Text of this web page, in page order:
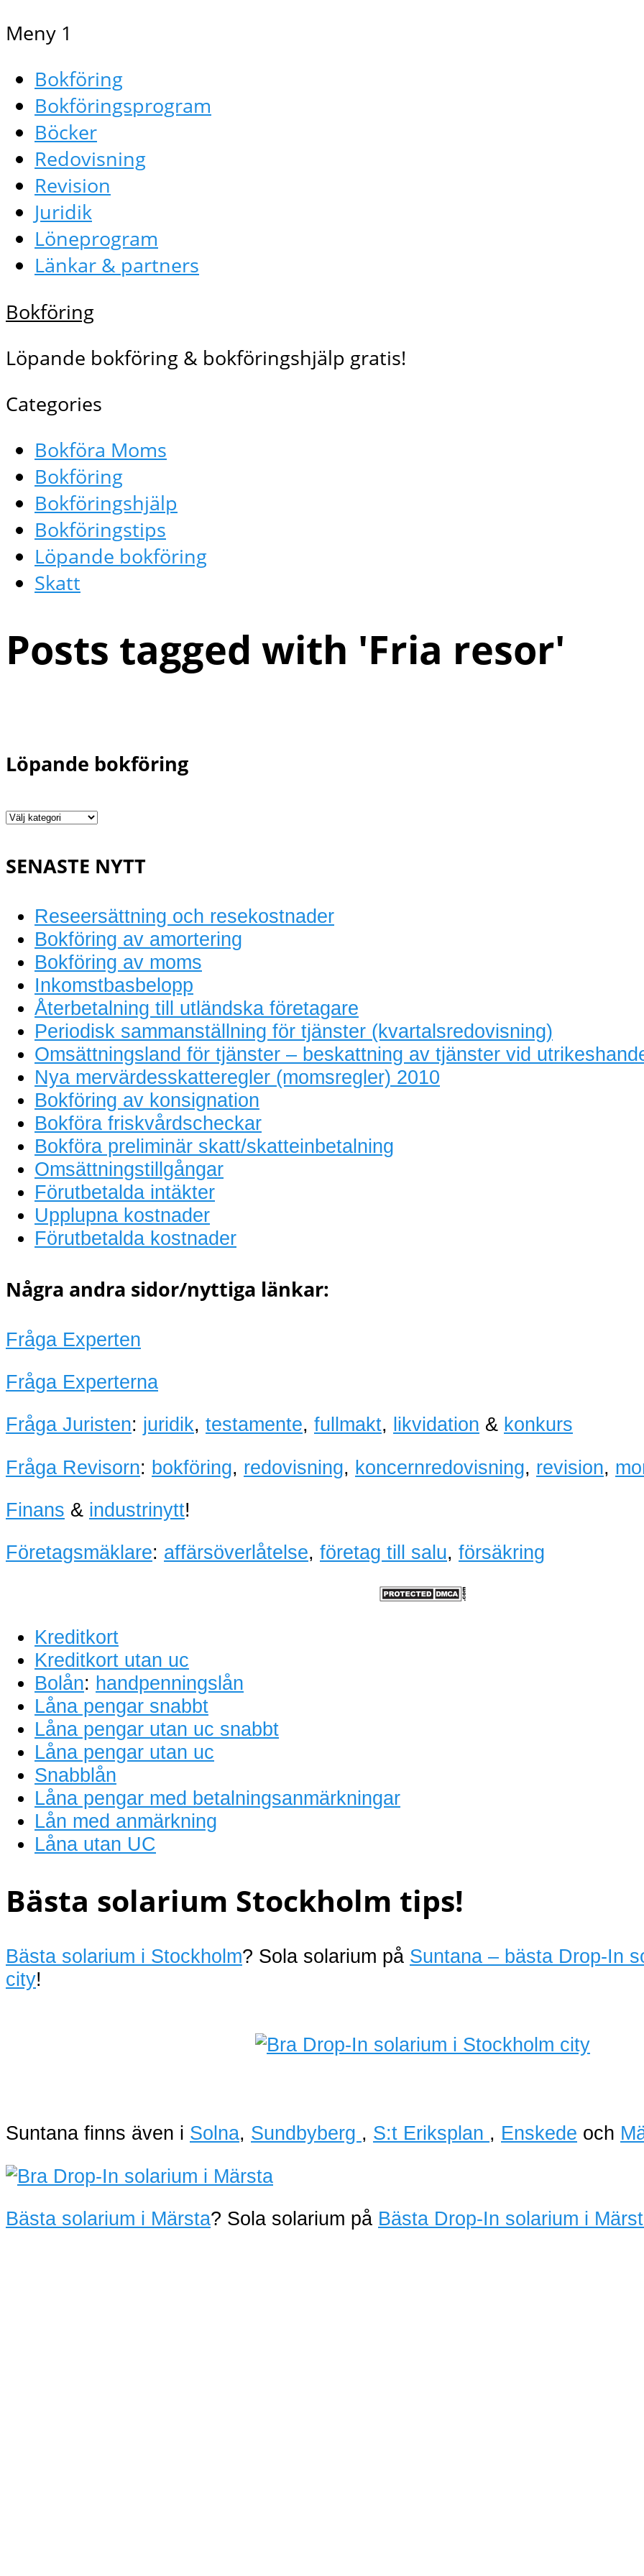
Meny 1
Bokföring
Bokföringsprogram
Böcker
Redovisning
Revision
Juridik
Löneprogram
Länkar & partners
Bokföring
Löpande bokföring & bokföringshjälp gratis!
Categories
Bokföra Moms
Bokföring
Bokföringshjälp
Bokföringstips
Löpande bokföring
Skatt
Posts tagged with 'Fria resor'
Löpande bokföring
Löpande
SENASTE NYTT
Reseersättning och resekostnader
Bokföring av amortering
Bokföring av moms
Inkomstbasbelopp
Återbetalning till utländska företagare
Periodisk sammanställning för tjänster (kvartalsredovisning)
Omsättningsland för tjänster – beskattning av tjänster vid
Nya mervärdesskatteregler (momsregler) 2010
Bokföring av konsignation
Bokföra friskvårdscheckar
Bokföra preliminär skatt/skatteinbetalning
Omsättningstillgångar
Förutbetalda intäkter
Upplupna kostnader
Förutbetalda kostnader
Några andra sidor/nyttiga länkar:
Fråga Experten
Fråga Experterna
Fråga Juristen: juridik, testamente, fullmakt, likvidation & konkurs
Fråga Revisorn: bokföring, redovisning, koncernredovisning, revision,
Finans & industrinytt!
Företagsmäklare: affärsöverlåtelse, företag till salu, försäkring
Kreditkort
Kreditkort utan uc
Bolån: handpenningslån
Låna pengar snabbt
Låna pengar utan uc snabbt
Låna pengar utan uc
Snabblån
Låna pengar med betalningsanmärkningar
Lån med anmärkning
Låna utan UC
Bästa solarium Stockholm tips!
Bästa solarium i Stockholm? Sola solarium på Suntana – bästa Drop-In
city!
Suntana finns även i Solna, Sundbyberg , S:t Eriksplan , Enskede och
Bästa solarium i Märsta? Sola solarium på Bästa Drop-In solarium i